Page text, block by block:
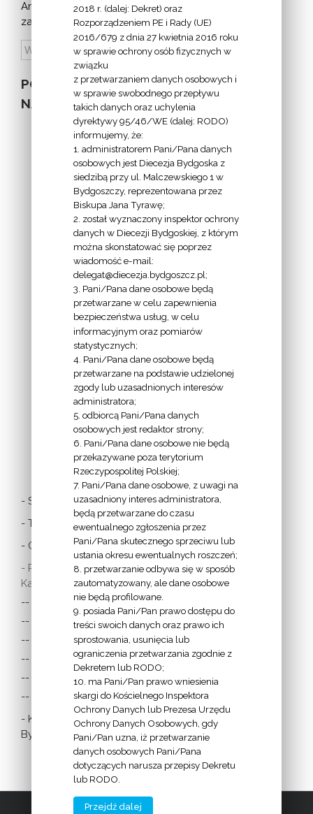
Archiwum
zapowiedzi:
POZOSTAŁE
NA STRONIE
INFORMACJE
Z
EKAI.PL:
INFORMACJE
EPISKOPATU
POLSKI:
LINKI
- Stolica Apostolska
- Twitter Papieża
- Czytania z dnia
- Polska Misja
Katolicka:
-- w Austrii
-- w Anglii i Walii
-- w Irlandii
-- we Francji
-- w Niemczech
-- w Szkocji
- Katolicka
Bydgoszcz
2009 - 2016 | Diecezja Bydgoska |
2018 r. (dalej: Dekret) oraz
Rozporządzeniem PE i Rady (UE)
2016/679 z dnia 27 kwietnia 2016 roku
w sprawie ochrony osób fizycznych w
związku
z przetwarzaniem danych osobowych i
w sprawie swobodnego przepływu
takich danych oraz uchylenia
dyrektywy 95/46/WE (dalej: RODO)
informujemy, że:
1. administratorem Pani/Pana danych
osobowych jest Diecezja Bydgoska z
siedzibą przy ul. Malczewskiego 1 w
Bydgoszczy, reprezentowana przez
Biskupa Jana Tyrawę;
2. został wyznaczony inspektor ochrony
danych w Diecezji Bydgoskiej, z którym
można skonstatować się poprzez
wiadomość e-mail:
delegat@diecezja.bydgoszcz.pl;
3. Pani/Pana dane osobowe będą
przetwarzane w celu zapewnienia
bezpieczeństwa usług, w celu
informacyjnym oraz pomiarów
statystycznych;
4. Pani/Pana dane osobowe będą
przetwarzane na podstawie udzielonej
zgody lub uzasadnionych interesów
administratora;
5. odbiorcą Pani/Pana danych
osobowych jest redaktor strony;
6. Pani/Pana dane osobowe nie będą
przekazywane poza terytorium
Rzeczypospolitej Polskiej;
7. Pani/Pana dane osobowe, z uwagi na
uzasadniony interes administratora,
będą przetwarzane do czasu
ewentualnego zgłoszenia przez
Pani/Pana skutecznego sprzeciwu lub
ustania okresu ewentualnych roszczeń;
8. przetwarzanie odbywa się w sposób
zautomatyzowany, ale dane osobowe
nie będą profilowane.
9. posiada Pani/Pan prawo dostępu do
treści swoich danych oraz prawo ich
sprostowania, usunięcia lub
ograniczenia przetwarzania zgodnie z
Dekretem lub RODO;
10. ma Pani/Pan prawo wniesienia
skargi do Kościelnego Inspektora
Ochrony Danych lub Prezesa Urzędu
Ochrony Danych Osobowych, gdy
Pani/Pan uzna, iż przetwarzanie
danych osobowych Pani/Pana
dotyczących narusza przepisy Dekretu
lub RODO.
Przejdź dalej